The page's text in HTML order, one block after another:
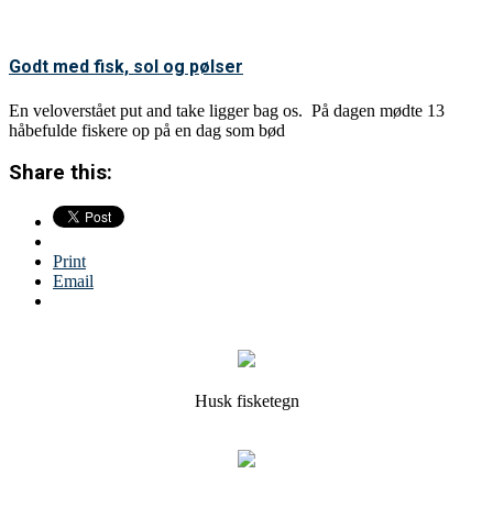
Godt med fisk, sol og pølser
En veloverstået put and take ligger bag os. På dagen mødte 13
håbefulde fiskere op på en dag som bød
Share this:
Print
Email
Husk fisketegn